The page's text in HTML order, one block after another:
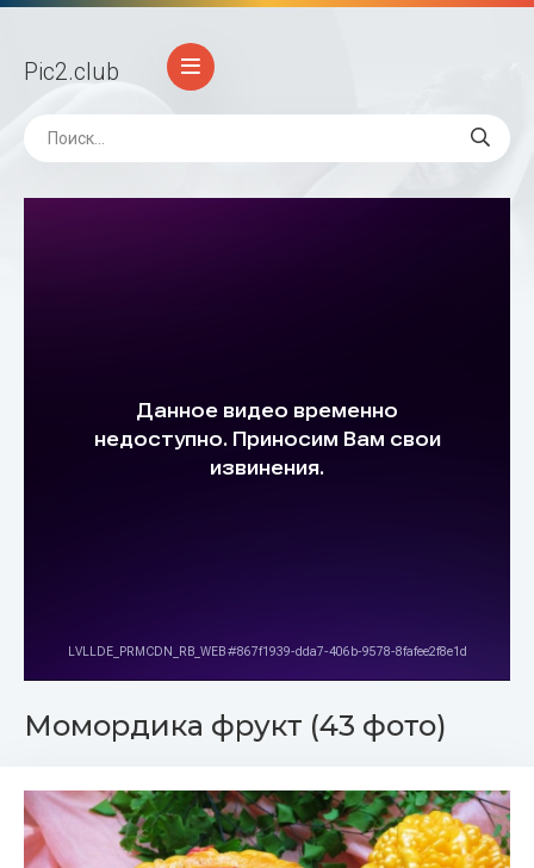
Pic2.club
Момордика фрукт (43 фото)